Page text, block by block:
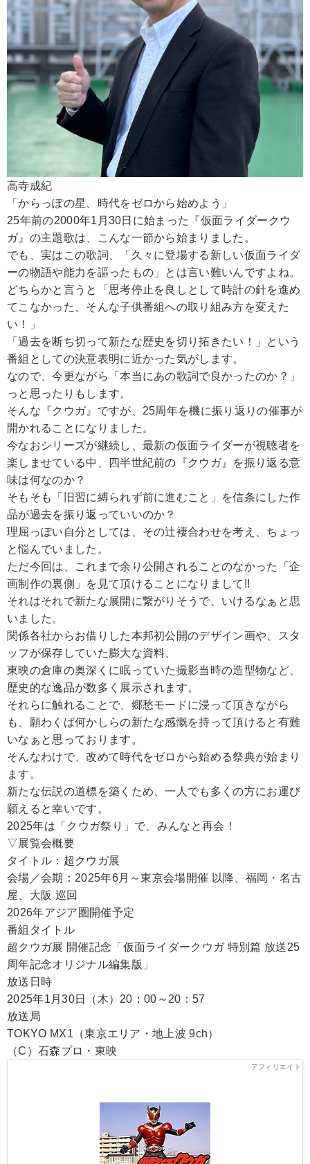
高寺成紀
「からっぽの星、時代をゼロから始めよう」
25年前の2000年1月30日に始まった『仮面ライダークウ
ガ』の主題歌は、こんな一節から始まりました。
でも、実はこの歌詞、「久々に登場する新しい仮面ライダ
ーの物語や能力を謳ったもの」とは言い難いんですよね。
どちらかと言うと「思考停止を良しとして時計の針を進め
てこなかった、そんな子供番組への取り組み方を変えた
い！」
「過去を断ち切って新たな歴史を切り拓きたい！」という
番組としての決意表明に近かった気がします。
なので、今更ながら「本当にあの歌詞で良かったのか？」
っと思ったりもします。
そんな『クウガ』ですが、25周年を機に振り返りの催事が
開かれることになりました。
今なおシリーズが継続し、最新の仮面ライダーが視聴者を
楽しませている中、四半世紀前の『クウガ』を振り返る意
味は何なのか？
そもそも「旧習に縛られず前に進むこと」を信条にした作
品が過去を振り返っていいのか？
理屈っぽい自分としては、その辻褄合わせを考え、ちょっ
と悩んでいました。
ただ今回は、これまで余り公開されることのなかった「企
画制作の裏側」を見て頂けることになりまして!!
それはそれで新たな展開に繋がりそうで、いけるなぁと思
いました。
関係各社からお借りした本邦初公開のデザイン画や、スタ
ッフが保存していた膨大な資料、
東映の倉庫の奥深くに眠っていた撮影当時の造型物など、
歴史的な逸品が数多く展示されます。
それらに触れることで、郷愁モードに浸って頂きながら
も、願わくば何かしらの新たな感慨を持って頂けると有難
いなぁと思っております。
そんなわけで、改めて時代をゼロから始める祭典が始まり
ます。
新たな伝説の道標を築くため、一人でも多くの方にお運び
願えると幸いです。
2025年は「クウガ祭り」で、みんなと再会！
▽展覧会概要
タイトル：超クウガ展
会場／会期：2025年6月～東京会場開催 以降、福岡・名古
屋、大阪 巡回
2026年アジア圏開催予定
番組タイトル
超クウガ展 開催記念「仮面ライダークウガ 特別篇 放送25
周年記念オリジナル編集版」
放送日時
2025年1月30日（木）20：00～20：57
放送局
TOKYO MX1（東京エリア・地上波 9ch）
（C）石森プロ・東映